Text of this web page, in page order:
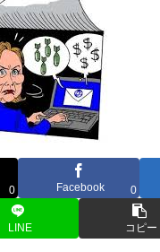
0 Facebook 0
LINE コピー